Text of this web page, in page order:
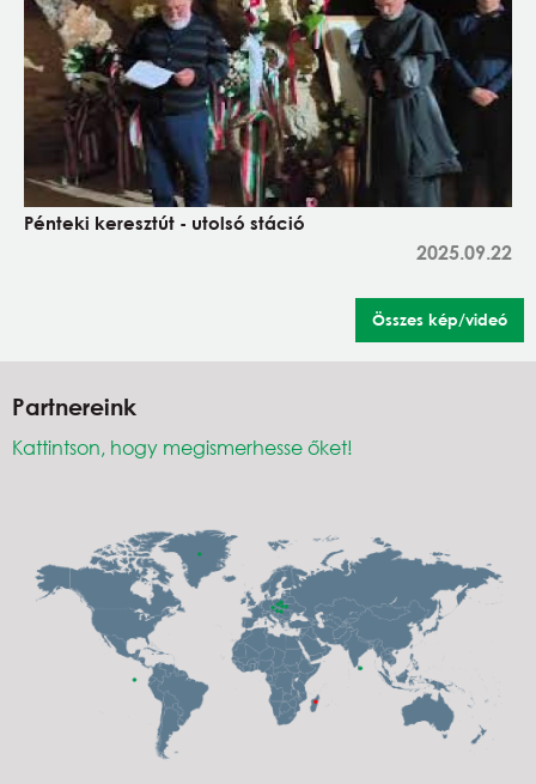
Pénteki keresztút - utolsó stáció
2025.09.22
Összes kép/videó
Partnereink
Kattintson, hogy megismerhesse őket!